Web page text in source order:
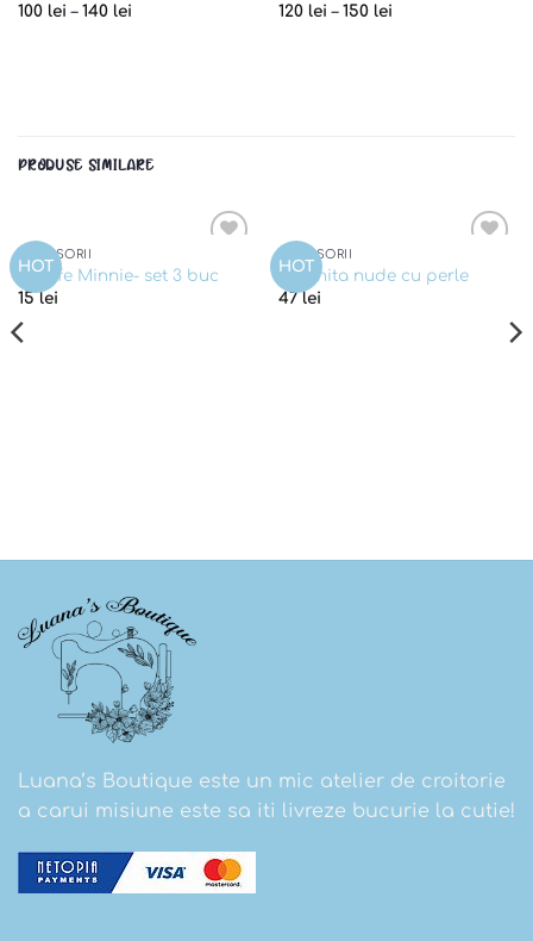
100 lei – 140 lei
120 lei – 150 lei
PRODUSE SIMILARE
HOT
wishlist
ACCESORII
Agrafe Minnie- set 3 buc
15lei
HOT
Add to
wishlist
ACCESORII
Coronita nude cu perle
47lei
Luana’s Boutique este un mic atelier de croitorie
a carui misiune este sa iti livreze bucurie la cutie!